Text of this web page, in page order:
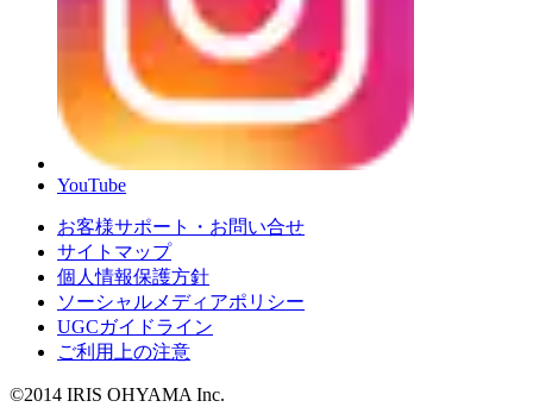
YouTube
お客様サポート・お問い合せ
サイトマップ
個人情報保護方針
ソーシャルメディアポリシー
UGCガイドライン
ご利用上の注意
©2014 IRIS OHYAMA Inc.